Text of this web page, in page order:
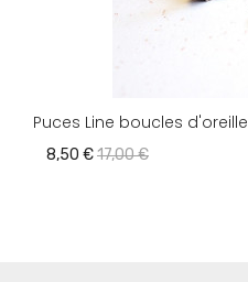
Puces Line boucles
8,50 €17,00 €